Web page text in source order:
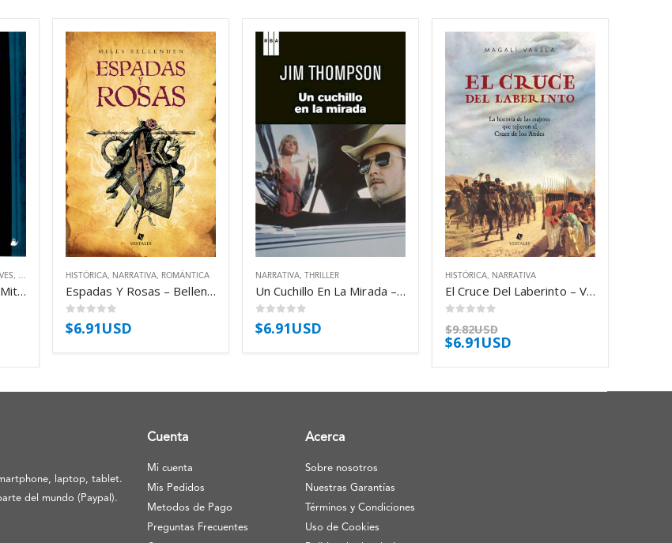
Cuando Sale La Luna – Mitchell Gladys
HISTÓRICA NARRATIVA ROMÁNTICA
Espadas Y Rosas – Bellenden Mills
0out of 5
$6.91USD
NARRATIVA THRILLER
Un Cuchillo En La Mirada – Thompson Jim
0out of 5
$6.91USD
HISTÓRICA NARRATIVA
El Cruce Del Laberinto – Varela Magali
$9.82USD
$6.91USD
laptop, tablet.
del mundo (Paypal).
Cuenta
Mi cuenta
Mis Pedidos
Metodos de Pago
Preguntas Frecuentes
Acerca
Sobre nosotros
Nuestras Garantías
Términos y Condiciones
Uso de Cookies